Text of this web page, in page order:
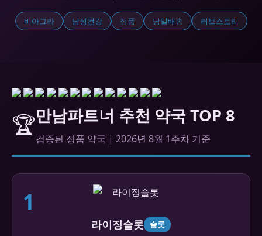
비아그라 남성건강 정품 당일배송 러브스토리
🏆만남파트너 추천 약국 TOP 8
검증된 정품 약국 | 2026년 8월 1주차 기준
1
라이징슬롯 슬롯